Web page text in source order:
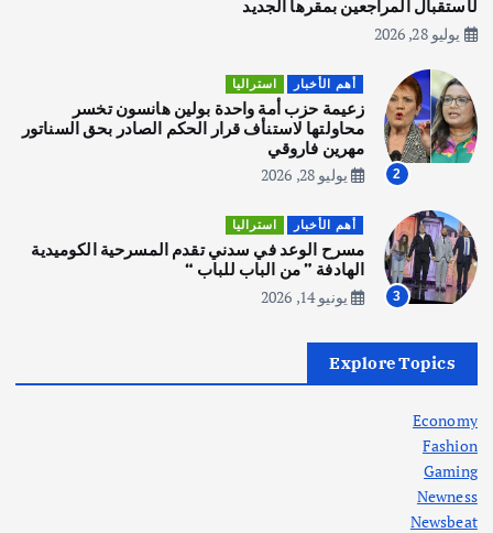
4
المقبل
يوليو 28, 2026
أهم الأخبار ثقافة وفنون
انطلاق ورشة التمثيل في مدينة كلباء الاماراتية
أغسطس 5, 2026
في جذور المشكلة وحلولها المستدامة
لأستقبال المراجعين بمقرها الجديد
يوليو 28, 2026
2
أهم الأخبار استراليا
زعيمة حزب أمة واحدة بولين هانسون تخسر
محاولتها لاستنأف قرار الحكم الصادر بحق السناتور
مهرين فاروقي
يوليو 28, 2026
3
أهم الأخبار استراليا
مسرح الوعد في سدني تقدم المسرحية الكوميدية
الهادفة ” من الباب للباب “
يونيو 14, 2026
Explore Topics
Economy
Fashion
Gaming
Newness
Newsbeat